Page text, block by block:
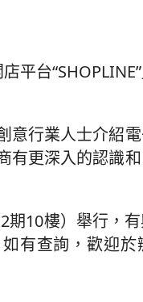
平台
意行業人士介紹
有更深入的認識
期10樓）舉行，
有查詢，歡迎於